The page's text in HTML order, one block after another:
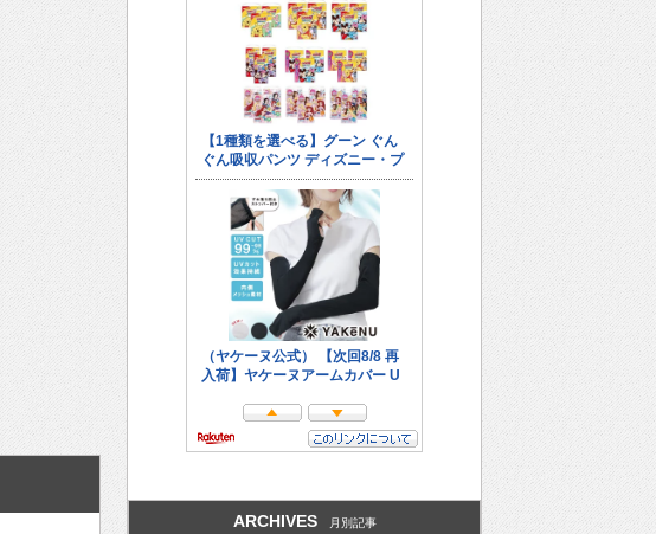
ARCHIVES 月別記事